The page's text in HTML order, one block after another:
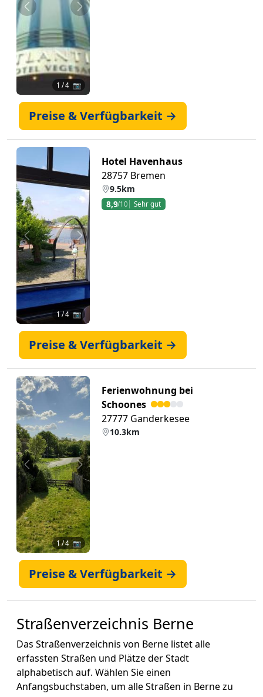
Zurück Weiter
1 / 4 📷
Preise & Verfügbarkeit →
Zurück Weiter
1/ 4 📷
Hotel Havenhaus
28757 Bremen
9.5km
8,9/10 Sehr gut
Preise & Verfügbarkeit →
Zurück Weiter
1/ 4 📷
Ferienwohnung bei
Schoones
27777 Ganderkesee
10.3km
Preise & Verfügbarkeit →
Straßenverzeichnis Berne
Das Straßenverzeichnis von Berne listet alle
erfassten Straßen und Plätze der Stadt
alphabetisch auf. Wählen Sie einen
Anfangsbuchstaben, um alle Straßen in Berne zu